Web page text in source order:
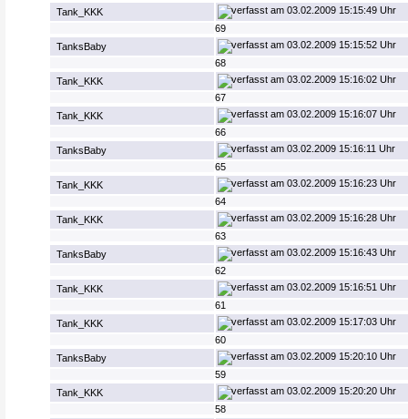
Tank_KKK
03.02.2009 15:15:49 Uhr
69
TanksBaby
03.02.2009 15:15:52 Uhr
68
Tank_KKK
03.02.2009 15:16:02 Uhr
67
Tank_KKK
03.02.2009 15:16:07 Uhr
66
TanksBaby
03.02.2009 15:16:11 Uhr
65
Tank_KKK
03.02.2009 15:16:23 Uhr
64
Tank_KKK
03.02.2009 15:16:28 Uhr
63
TanksBaby
03.02.2009 15:16:43 Uhr
62
Tank_KKK
03.02.2009 15:16:51 Uhr
61
Tank_KKK
03.02.2009 15:17:03 Uhr
60
TanksBaby
03.02.2009 15:20:10 Uhr
59
Tank_KKK
03.02.2009 15:20:20 Uhr
58